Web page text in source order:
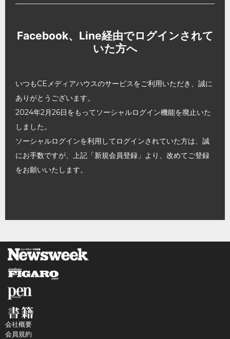
Facebook、Line経由でログインされて
いた方へ
いつもCEメディアハウスのサービスをご利用いただき、誠に
ありがとうございます。
2024年2月26日をもってソーシャルログイン機能を廃止いた
しました。
ソーシャルログインを利用してログインされていた方は、誠
にお手数ですが、上記「新規会員登録」より、改めてご登録
をお願いいたします。
会社概要
会員規約